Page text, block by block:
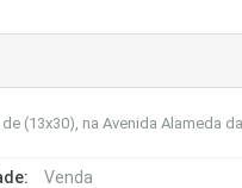
(13x30), na Avenida Alameda
Venda